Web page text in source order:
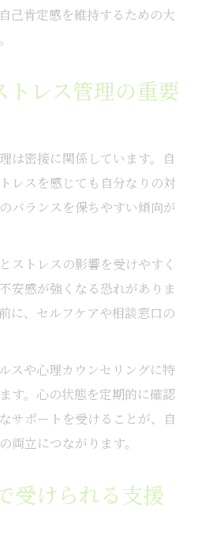
己肯定感を維持するための大
トレス管理の重要
は密接に関係しています。自
レスを感じても自分なりの対
バランスを保ちやすい傾向が
ストレスの影響を受けやすく
安感が強くなる恐れがありま
に、セルフケアや相談窓口の
スや心理カウンセリングに特
す。心の状態を定期的に確認
サポートを受けることが、自
両立につながります。
受けられる支援